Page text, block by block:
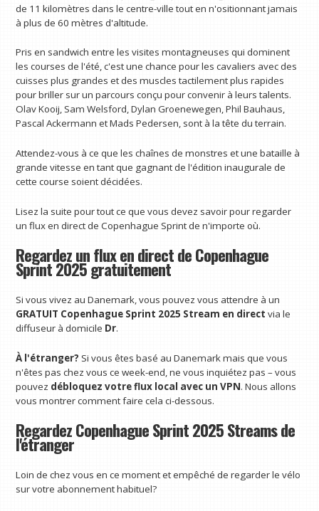
de 11 kilomètres dans le centre-ville tout en n'ositionnant jamais
à plus de 60 mètres d'altitude.
Pris en sandwich entre les visites montagneuses qui dominent
les courses de l'été, c'est une chance pour les cavaliers avec des
cuisses plus grandes et des muscles tactilement plus rapides
pour briller sur un parcours conçu pour convenir à leurs talents.
Olav Kooij, Sam Welsford, Dylan Groenewegen, Phil Bauhaus,
Pascal Ackermann et Mads Pedersen, sont à la tête du terrain.
Attendez-vous à ce que les chaînes de monstres et une bataille à
grande vitesse en tant que gagnant de l'édition inaugurale de
cette course soient décidées.
Lisez la suite pour tout ce que vous devez savoir pour regarder
un flux en direct de Copenhague Sprint de n'importe où.
Regardez un flux en direct de Copenhague
Sprint 2025 gratuitement
Si vous vivez au Danemark, vous pouvez vous attendre à un
GRATUIT Copenhague Sprint 2025 Stream en direct via le
diffuseur à domicile Dr.
À l'étranger? Si vous êtes basé au Danemark mais que vous
n'êtes pas chez vous ce week-end, ne vous inquiétez pas – vous
pouvez débloquez votre flux local avec un VPN. Nous allons
vous montrer comment faire cela ci-dessous.
Regardez Copenhague Sprint 2025 Streams de
l'étranger
Loin de chez vous en ce moment et empêché de regarder le vélo
sur votre abonnement habituel?